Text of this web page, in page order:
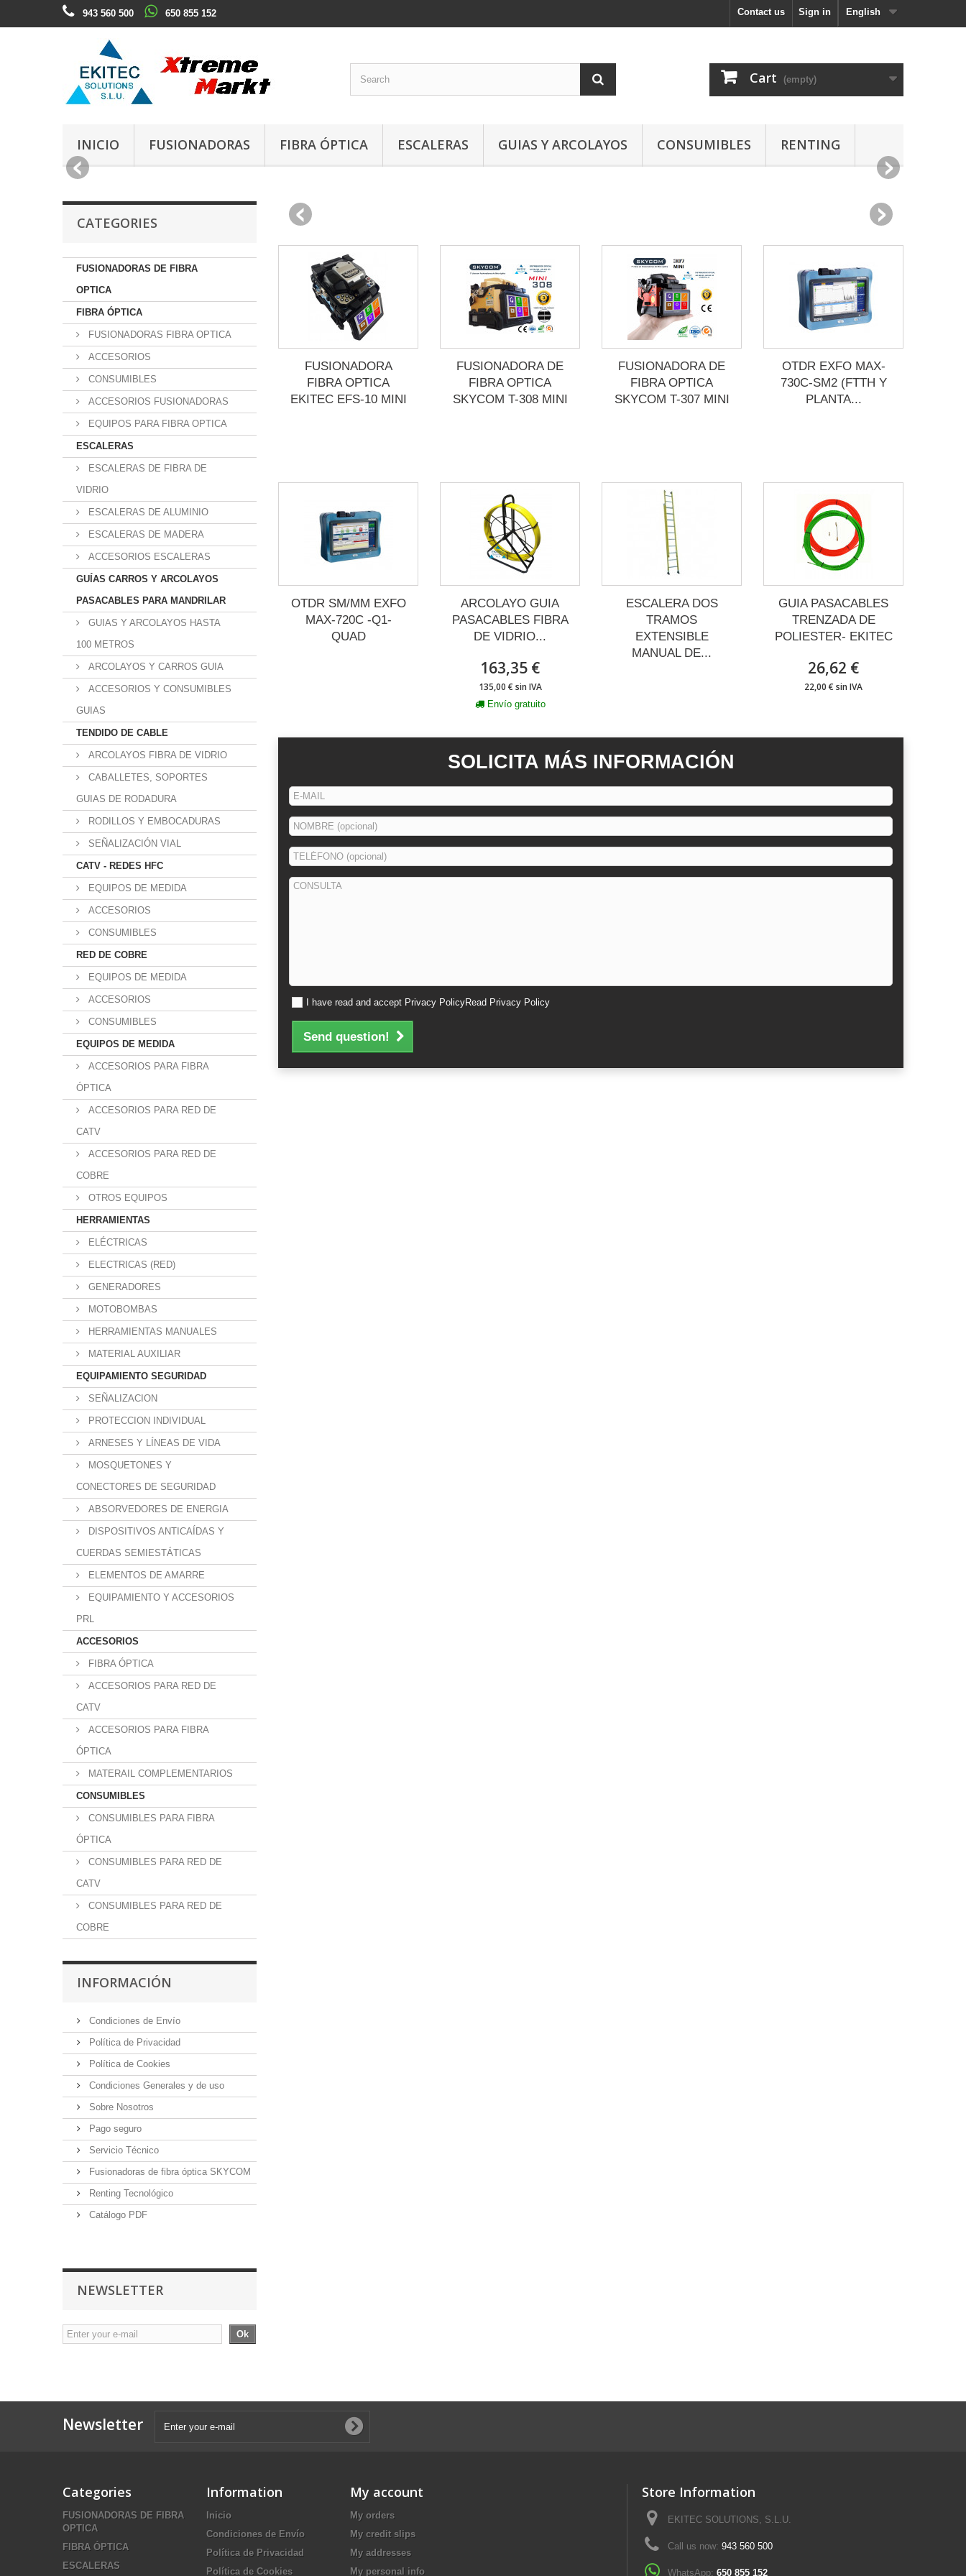
English
Sign in
Contact us
943 560 500 650 855 152
Cart (empty)
INICIO FUSIONADORAS FIBRA ÓPTICA ESCALERAS GUIAS Y ARCOLAYOS CONSUMIBLES RENTING
CATEGORIES
FUSIONADORAS DE FIBRA
OPTICA
FIBRA ÓPTICA
FUSIONADORAS FIBRA OPTICA
ACCESORIOS
CONSUMIBLES
ACCESORIOS FUSIONADORAS
EQUIPOS PARA FIBRA OPTICA
ESCALERAS
ESCALERAS DE FIBRA DE
VIDRIO
ESCALERAS DE ALUMINIO
ESCALERAS DE MADERA
ACCESORIOS ESCALERAS
GUÍAS CARROS Y ARCOLAYOS
PASACABLES PARA MANDRILAR
GUIAS Y ARCOLAYOS HASTA
100 METROS
ARCOLAYOS Y CARROS GUIA
ACCESORIOS Y CONSUMIBLES
GUIAS
TENDIDO DE CABLE
ARCOLAYOS FIBRA DE VIDRIO
CABALLETES, SOPORTES
GUIAS DE RODADURA
RODILLOS Y EMBOCADURAS
SEÑALIZACIÓN VIAL
CATV - REDES HFC
EQUIPOS DE MEDIDA
ACCESORIOS
CONSUMIBLES
RED DE COBRE
EQUIPOS DE MEDIDA
ACCESORIOS
CONSUMIBLES
EQUIPOS DE MEDIDA
ACCESORIOS PARA FIBRA
ÓPTICA
ACCESORIOS PARA RED DE
CATV
ACCESORIOS PARA RED DE
COBRE
OTROS EQUIPOS
HERRAMIENTAS
ELÉCTRICAS
ELECTRICAS (RED)
GENERADORES
MOTOBOMBAS
HERRAMIENTAS MANUALES
MATERIAL AUXILIAR
EQUIPAMIENTO SEGURIDAD
SEÑALIZACION
PROTECCION INDIVIDUAL
ARNESES Y LÍNEAS DE VIDA
MOSQUETONES Y
CONECTORES DE SEGURIDAD
ABSORVEDORES DE ENERGIA
DISPOSITIVOS ANTICAÍDAS Y
CUERDAS SEMIESTÁTICAS
ELEMENTOS DE AMARRE
EQUIPAMIENTO Y ACCESORIOS
PRL
ACCESORIOS
FIBRA ÓPTICA
ACCESORIOS PARA RED DE
CATV
ACCESORIOS PARA FIBRA
ÓPTICA
MATERAIL COMPLEMENTARIOS
CONSUMIBLES
CONSUMIBLES PARA FIBRA
ÓPTICA
CONSUMIBLES PARA RED DE
CATV
CONSUMIBLES PARA RED DE
COBRE
INFORMACIÓN
Condiciones de Envío
Política de Privacidad
Política de Cookies
Condiciones Generales y de uso
Sobre Nosotros
Pago seguro
Servicio Técnico
Fusionadoras de fibra óptica SKYCOM
Renting Tecnológico
Catálogo PDF
NEWSLETTER
Ok
FUSIONADORA
FIBRA OPTICA
EKITEC EFS-10 MINI
FUSIONADORA DE
FIBRA OPTICA
SKYCOM T-308 MINI
FUSIONADORA DE
FIBRA OPTICA
SKYCOM T-307 MINI
OTDR EXFO MAX-
730C-SM2 (FTTH Y
PLANTA...
OTDR SM/MM EXFO
MAX-720C -Q1-
QUAD
ARCOLAYO GUIA
PASACABLES FIBRA
DE VIDRIO...
163,35 €
135,00 € sin IVA
Envío gratuito
ESCALERA DOS
TRAMOS
EXTENSIBLE
MANUAL DE...
GUIA PASACABLES
TRENZADA DE
POLIESTER- EKITEC
26,62 €
22,00 € sin IVA
SOLICITA MÁS INFORMACIÓN
I have read and accept Privacy PolicyRead Privacy Policy
Send question!
Newsletter
Categories
FUSIONADORAS DE FIBRA
OPTICA
FIBRA ÓPTICA
ESCALERAS
Information
Inicio
Condiciones de Envío
Política de Privacidad
Política de Cookies
My account
My orders
My credit slips
My addresses
My personal info
Store Information
EKITEC SOLUTIONS, S.L.U.
Call us now: 943 560 500
WhatsApp: 650 855 152